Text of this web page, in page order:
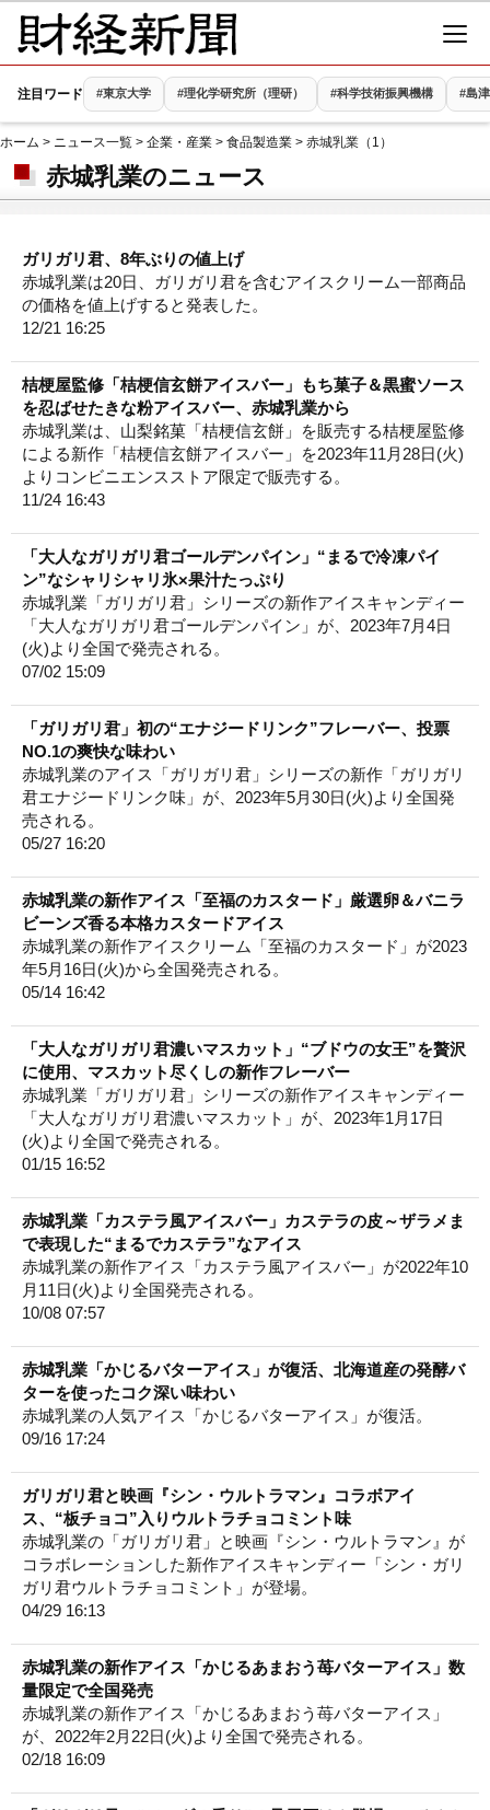
注目ワード #東京大学 #理化学研究所（理研） #科学技術振興機構 #島
ホーム > ニュース一覧 > 企業・産業 > 食品製造業 > 赤城乳業（1）
赤城乳業のニュース
ガリガリ君、8年ぶりの値上げ
赤城乳業は20日、ガリガリ君を含むアイスクリーム一部商品
の価格を値上げすると発表した。
12/21 16:25
桔梗屋監修「桔梗信玄餅アイスバー」もち菓子＆黒蜜ソース
を忍ばせたきな粉アイスバー、赤城乳業から
赤城乳業は、山梨銘菓「桔梗信玄餅」を販売する桔梗屋監修
による新作「桔梗信玄餅アイスバー」を2023年11月28日(火)
よりコンビニエンスストア限定で販売する。
11/24 16:43
「大人なガリガリ君ゴールデンパイン」“まるで冷凍パイ
ン”なシャリシャリ氷×果汁たっぷり
赤城乳業「ガリガリ君」シリーズの新作アイスキャンディー
「大人なガリガリ君ゴールデンパイン」が、2023年7月4日
(火)より全国で発売される。
07/02 15:09
「ガリガリ君」初の“エナジードリンク”フレーバー、投票
NO.1の爽快な味わい
赤城乳業のアイス「ガリガリ君」シリーズの新作「ガリガリ
君エナジードリンク味」が、2023年5月30日(火)より全国発
売される。
05/27 16:20
赤城乳業の新作アイス「至福のカスタード」厳選卵＆バニラ
ビーンズ香る本格カスタードアイス
赤城乳業の新作アイスクリーム「至福のカスタード」が2023
年5月16日(火)から全国発売される。
05/14 16:42
「大人なガリガリ君濃いマスカット」“ブドウの女王”を贅沢
に使用、マスカット尽くしの新作フレーバー
赤城乳業「ガリガリ君」シリーズの新作アイスキャンディー
「大人なガリガリ君濃いマスカット」が、2023年1月17日
(火)より全国で発売される。
01/15 16:52
赤城乳業「カステラ風アイスバー」カステラの皮～ザラメま
で表現した“まるでカステラ”なアイス
赤城乳業の新作アイス「カステラ風アイスバー」が2022年10
月11日(火)より全国発売される。
10/08 07:57
赤城乳業「かじるバターアイス」が復活、北海道産の発酵バ
ターを使ったコク深い味わい
赤城乳業の人気アイス「かじるバターアイス」が復活。
09/16 17:24
ガリガリ君と映画『シン・ウルトラマン』コラボアイ
ス、“板チョコ”入りウルトラチョコミント味
赤城乳業の「ガリガリ君」と映画『シン・ウルトラマン』が
コラボレーションした新作アイスキャンディー「シン・ガリ
ガリ君ウルトラチョコミント」が登場。
04/29 16:13
赤城乳業の新作アイス「かじるあまおう苺バターアイス」数
量限定で全国発売
赤城乳業の新作アイス「かじるあまおう苺バターアイス」
が、2022年2月22日(火)より全国で発売される。
02/18 16:09